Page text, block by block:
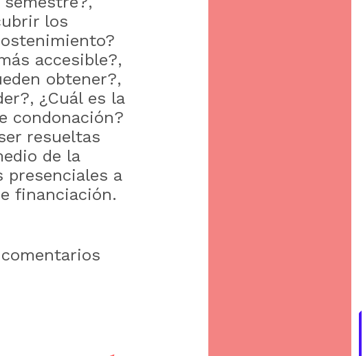
los
accesible?,
obtener?,
¿Cuál es la
condonación?
resueltas
de la
presenciales a
financiación.